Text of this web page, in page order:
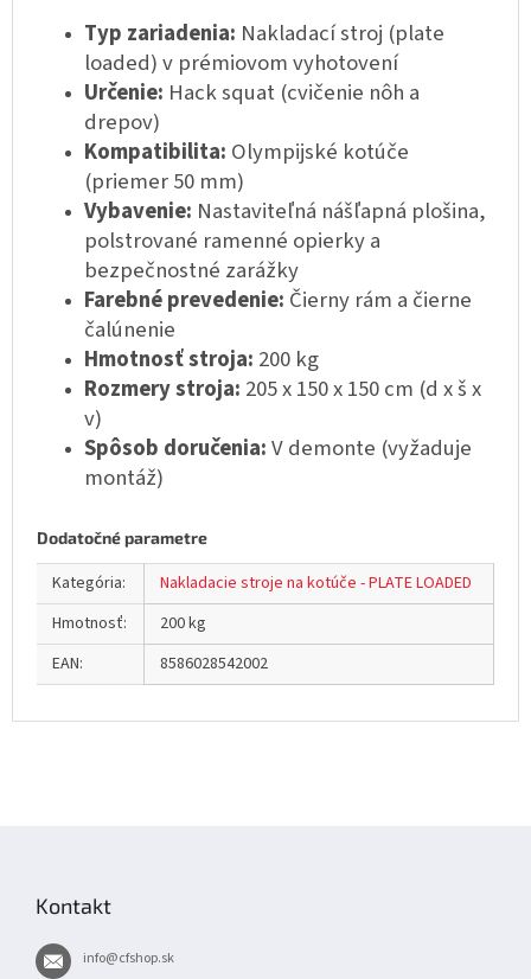
Typ zariadenia: Nakladací stroj (plate
loaded) v prémiovom vyhotovení
Určenie: Hack squat (cvičenie nôh a
drepov)
Kompatibilita: Olympijské kotúče
(priemer 50 mm)
Vybavenie: Nastaviteľná nášľapná plošina,
polstrované ramenné opierky a
bezpečnostné zarážky
Farebné prevedenie: Čierny rám a čierne
čalúnenie
Hmotnosť stroja: 200 kg
Rozmery stroja: 205 x 150 x 150 cm (d x š x
v)
Spôsob doručenia:V demonte (vyžaduje
montáž)
Dodatočné parametre
Kategória:
Nakladacie stroje na kotúče - PLATE LOADED
Hmotnosť:
200 kg
EAN: 8586028542002
Kontakt
info@cfshop.sk